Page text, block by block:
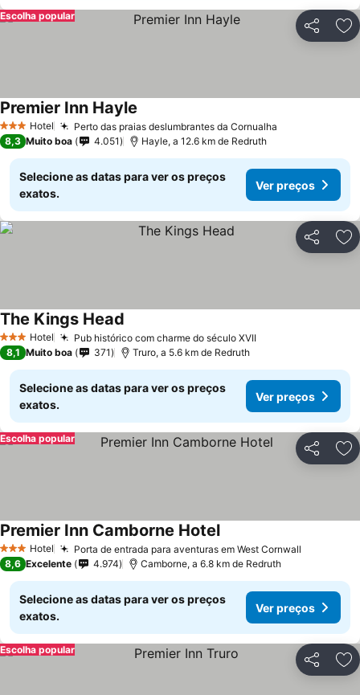
Partilhar
Escolha popular
3 EstrelasHotel Perto das praias deslumbrantes da Cornualha
Premier Inn Hayle
8,3 Muito boa 4.051 Hayle, a 12.6 km de Redruth
Selecione as datas para ver os preços
exatos.
Ver preços
Partilhar
3 EstrelasHotel Pub histórico com charme do século XVII
The Kings Head
8,1 Muito boa 371 Truro, a 5.6 km de Redruth
Selecione as datas para ver os preços
exatos.
Ver preços
Partilhar
Escolha popular
3 EstrelasHotel Porta de entrada para aventuras em West Cornwall
Premier Inn Camborne Hotel
8,6 Excelente 4.974 Camborne, a 6.8 km de Redruth
Selecione as datas para ver os preços
exatos.
Ver preços
Partilhar
Escolha popular